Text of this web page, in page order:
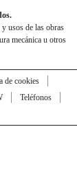
usos de las obras
mecánica u otros
de cookies
Teléfonos